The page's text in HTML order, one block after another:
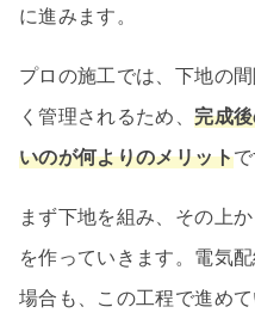
に進みます。
プロの施工では、下地の
く管理されるため、完成
いのが何よりのメリットで
まず下地を組み、その上
を作っていきます。電気
場合も、この工程で進めて